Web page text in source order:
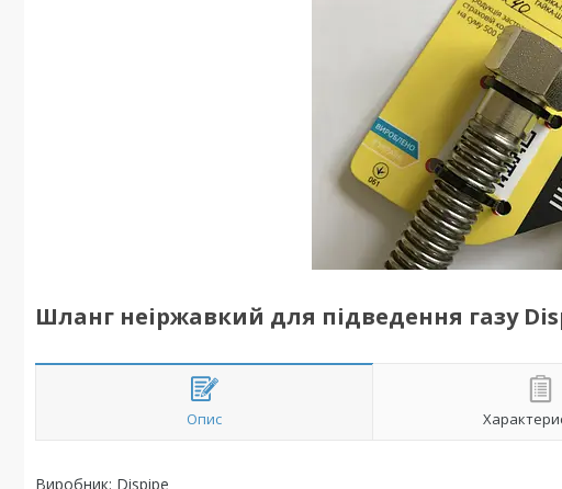
Шланг неіржавкий для підведення газу
Опис
Виробник: Dispipe